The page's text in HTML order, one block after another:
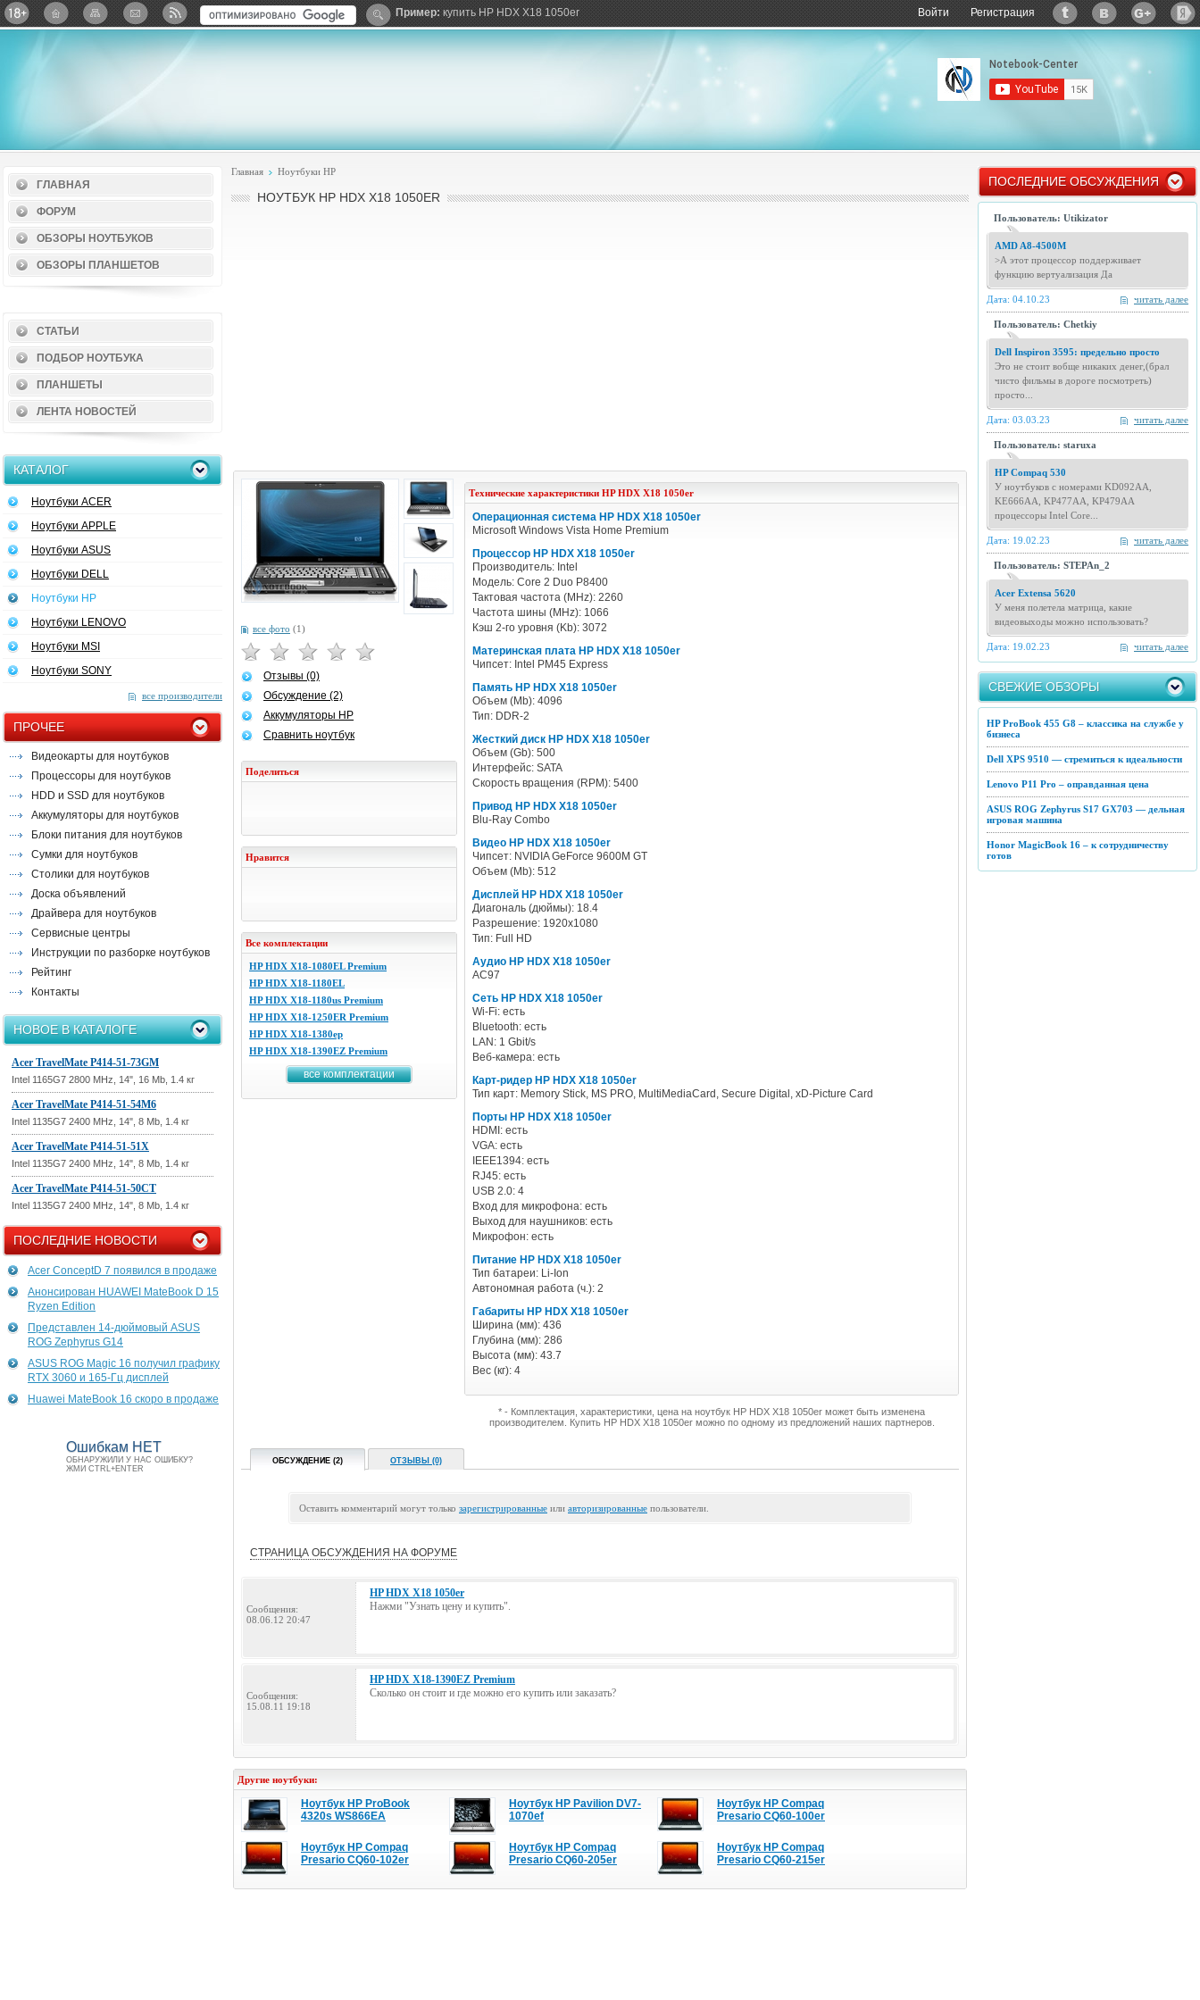
Войти Регистрация
Twitter ВКонтактеGoogle+Яндекс: Каталог виджетовПример: купить HP HDX X18 1050er
ГЛАВНАЯ
ФОРУМ
ОБЗОРЫ НОУТБУКОВ
ОБЗОРЫ ПЛАНШЕТОВ
СТАТЬИ
ПОДБОР НОУТБУКА
ПЛАНШЕТЫ
ЛЕНТА НОВОСТЕЙ
КАТАЛОГ
Ноутбуки ACER
Ноутбуки APPLE
Ноутбуки ASUS
Ноутбуки DELL
Ноутбуки HP
Ноутбуки LENOVO
Ноутбуки MSI
Ноутбуки SONY
все производители
ПРОЧЕЕ
Видеокарты для ноутбуков
Процессоры для ноутбуков
HDD и SSD для ноутбуков
Аккумуляторы для ноутбуков
Блоки питания для ноутбуков
Сумки для ноутбуков
Столики для ноутбуков
Доска объявлений
Драйвера для ноутбуков
Сервисные центры
Инструкции по разборке ноутбуков
Рейтинг
Контакты
НОВОЕ В КАТАЛОГЕ
Acer TravelMate P414-51-73GM
Intel 1165G7 2800 MHz, 14", 16 Mb, 1.4 кг
Acer TravelMate P414-51-54M6
Intel 1135G7 2400 MHz, 14", 8 Mb, 1.4 кг
Acer TravelMate P414-51-51X
Intel 1135G7 2400 MHz, 14", 8 Mb, 1.4 кг
Acer TravelMate P414-51-50CT
Intel 1135G7 2400 MHz, 14", 8 Mb, 1.4 кг
ПОСЛЕДНИЕ НОВОСТИ
Acer ConceptD 7 появился в продаже
Анонсирован HUAWEI MateBook D 15
Ryzen Edition
Представлен 14-дюймовый ASUS
ROG Zephyrus G14
ASUS ROG Magic 16 получил графику
RTX 3060 и 165-Гц дисплей
Huawei MateBook 16 скоро в продаже
Ошибкам НЕТ
ОБНАРУЖИЛИ У НАС ОШИБКУ?
ЖМИ CTRL+ENTER
Главная Ноутбуки HP
НОУТБУК HP HDX X18 1050ER
все фото (1)
Отзывы (0)
Обсуждение (2)
Аккумуляторы HP
Сравнить ноутбук
Поделиться
Нравится
Все комплектации
HP HDX X18-1080EL Premium
HP HDX X18-1180EL
HP HDX X18-1180us Premium
HP HDX X18-1250ER Premium
HP HDX X18-1380ep
HP HDX X18-1390EZ Premium
все комплектации
Технические характеристики HP HDX X18 1050er
Операционная система HP HDX X18 1050er
Microsoft Windows Vista Home Premium
Процессор HP HDX X18 1050er
Производитель: Intel
Модель: Core 2 Duo P8400
Тактовая частота (MHz): 2260
Частота шины (MHz): 1066
Кэш 2-го уровня (Kb): 3072
Материнская плата HP HDX X18 1050er
Чипсет: Intel PM45 Express
Память HP HDX X18 1050er
Объем (Mb): 4096
Тип: DDR-2
Жесткий диск HP HDX X18 1050er
Объем (Gb): 500
Интерфейс: SATA
Скорость вращения (RPM): 5400
Привод HP HDX X18 1050er
Blu-Ray Combo
Видео HP HDX X18 1050er
Чипсет: NVIDIA GeForce 9600M GT
Объем (Mb): 512
Дисплей HP HDX X18 1050er
Диагональ (дюймы): 18.4
Разрешение: 1920x1080
Тип: Full HD
Аудио HP HDX X18 1050er
AC97
Сеть HP HDX X18 1050er
Wi-Fi: есть
Bluetooth: есть
LAN: 1 Gbit/s
Веб-камера: есть
Карт-ридер HP HDX X18 1050er
Тип карт: Memory Stick, MS PRO, MultiMediaCard, Secure Digital, xD-Picture Card
Порты HP HDX X18 1050er
HDMI: есть
VGA: есть
IEEE1394: есть
RJ45: есть
USB 2.0: 4
Вход для микрофона: есть
Выход для наушников: есть
Микрофон: есть
Питание HP HDX X18 1050er
Тип батареи: Li-Ion
Автономная работа (ч.): 2
Габариты HP HDX X18 1050er
Ширина (мм): 436
Глубина (мм): 286
Высота (мм): 43.7
Вес (кг): 4
* - Комплектация, характеристики, цена на ноутбук HP HDX X18 1050er может быть изменена
производителем. Купить HP HDX X18 1050er можно по одному из предложений наших партнеров.
ОБСУЖДЕНИЕ (2) ОТЗЫВЫ (0)
Оставить комментарий могут только зарегистрированные или авторизированные пользователи.
СТРАНИЦА ОБСУЖДЕНИЯ НА ФОРУМЕ
Сообщения:
08.06.12 20:47
HP HDX X18 1050er
Нажми "Узнать цену и купить".
Сообщения:
15.08.11 19:18
HP HDX X18-1390EZ Premium
Сколько он стоит и где можно его купить или заказать?
Другие ноутбуки:
Ноутбук HP ProBook
4320s WS866EA
Ноутбук HP Pavilion DV7-
1070ef
Ноутбук HP Compaq
Presario CQ60-100er
Ноутбук HP Compaq
Presario CQ60-102er
Ноутбук HP Compaq
Presario CQ60-205er
Ноутбук HP Compaq
Presario CQ60-215er
ПОСЛЕДНИЕ ОБСУЖДЕНИЯ
Пользователь: Utikizator
AMD A8-4500M
>А этот процессор поддерживает
функцию вертуализация Да
читать далее
Дата: 04.10.23
Пользователь: Chetkiy
Dell Inspiron 3595: предельно просто
Это не стоит вобще никаких денег,(брал
чисто фильмы в дороге посмотреть)
просто...
читать далее
Дата: 03.03.23
Пользователь: staruxa
HP Compaq 530
У ноутбуков с номерами KD092AA,
KE666AA, KP477AA, KP479AA
процессоры Intel Core...
читать далее
Дата: 19.02.23
Пользователь: STEPAn_2
Acer Extensa 5620
У меня полетела матрица, какие
видеовыходы можно использовать?
читать далее
Дата: 19.02.23
СВЕЖИЕ ОБЗОРЫ
HP ProBook 455 G8 – классика на службе у
бизнеса
Dell XPS 9510 — стремиться к идеальности
Lenovo P11 Pro – оправданная цена
ASUS ROG Zephyrus S17 GX703 — дельная
игровая машина
Honor MagicBook 16 – к сотрудничеству
готов